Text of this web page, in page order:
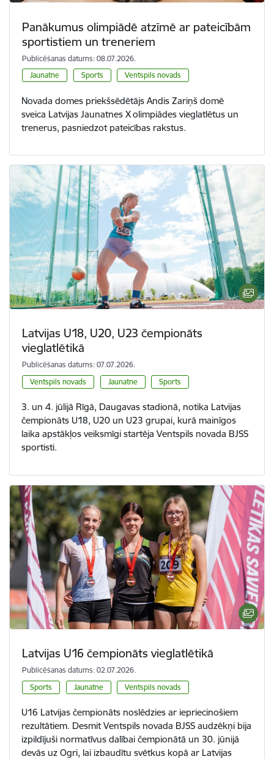
Panākumus olimpiādē atzīmē ar pateicībām
sportistiem un treneriem
Publicēšanas datums: 08.07.2026.
Jaunatne
Sports Ventspils novads
Novada domes priekšsēdētājs Andis Zariņš domē
sveica Latvijas Jaunatnes X olimpiādes vieglatlētus un
trenerus, pasniedzot pateicības rakstus.
Latvijas U18, U20, U23 čempionāts
vieglatlētikā
Publicēšanas datums: 07.07.2026.
Ventspils novads
Jaunatne Sports
3. un 4. jūlijā Rīgā, Daugavas stadionā, notika Latvijas
čempionāts U18, U20 un U23 grupai, kurā mainīgos
laika apstākļos veiksmīgi startēja Ventspils novada BJSS
sportisti.
Latvijas U16 čempionāts vieglatlētikā
Publicēšanas datums: 02.07.2026.
Sports
Jaunatne Ventspils novads
U16 Latvijas čempionāts noslēdzies ar iepriecinošiem
rezultātiem. Desmit Ventspils novada BJSS audzēkņi bija
izpildījuši normatīvus dalībai čempionātā un 30. jūnijā
devās uz Ogri, lai izbaudītu svētkus kopā ar Latvijas